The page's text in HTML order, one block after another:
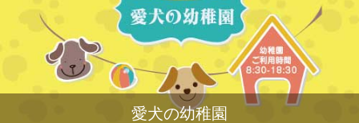
愛犬の幼稚園